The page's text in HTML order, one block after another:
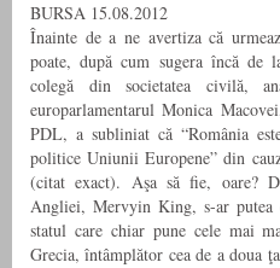
BURSA 15.08.2012
Înainte de a ne avertiza că
poate, după cum sugera încă de
colegă din societatea civilă,
europarlamentarul Monica
PDL, a subliniat că “România
politice Uniunii Europene” din
(citat exact). Aşa să fie, oare?
Angliei, Mervyin King, s-ar putea
statul care chiar pune cele mai
Grecia, întâmplător cea de a doua